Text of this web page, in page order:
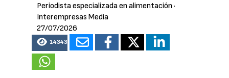
Periodista especializada en alimentación ·
Interempresas Media
27/07/2026
14343